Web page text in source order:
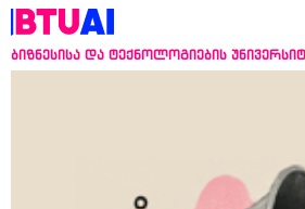
ბიზნესისა და ტექნოლოგიების